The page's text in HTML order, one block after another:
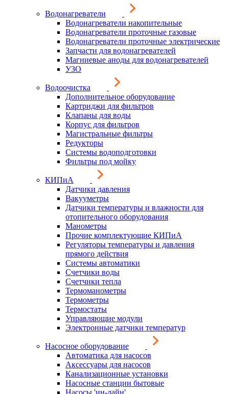
Водонагреватели
Водонагреватели накопительные
Водонагреватели проточные газовые
Водонагреватели проточные электрические
Запчасти для водонагревателей
Магниевые аноды для водонагревателей
УЗО
Водоочистка
Дополнительное оборудование
Картриджи для фильтров
Клапаны для воды
Корпус для фильтров
Магистральные фильтры
Редукторы
Системы водоподготовки
Фильтры под мойку
КИПиА
Датчики давления
Вакууметры
Датчики температуры и влажности для
отопительного оборудования
Манометры
Прочие комплектующие КИПиА
Регуляторы температуры и давления
прямого действия
Системы автоматики
Счетчики воды
Счетчики тепла
Термоманометры
Термометры
Термостаты
Управляющие модули
Электронные датчики температур
Насосное оборудование
Автоматика для насосов
Аксессуары для насосов
Канализационные установки
Насосные станции бытовые
Насосы 'ин-лайн'